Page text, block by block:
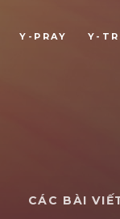
Y-PRAY Y-
CÁC BÀI